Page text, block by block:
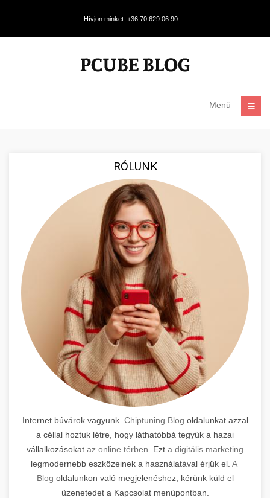
Hívjon minket: +36 70 629 06 90
Menü
RÓLUNK
Internet búvárok vagyunk. Chiptuning Blog oldalunkat azzal
a céllal hoztuk létre, hogy láthatóbbá tegyük a hazai
vállalkozásokat az online térben . Ezt a digitális marketing
legmodernebb eszközeinek a használatával érjük el. A
Blog oldalunkon való megjelenéshez, kérünk küld el
üzenetedet a Kapcsolat menüpontban.